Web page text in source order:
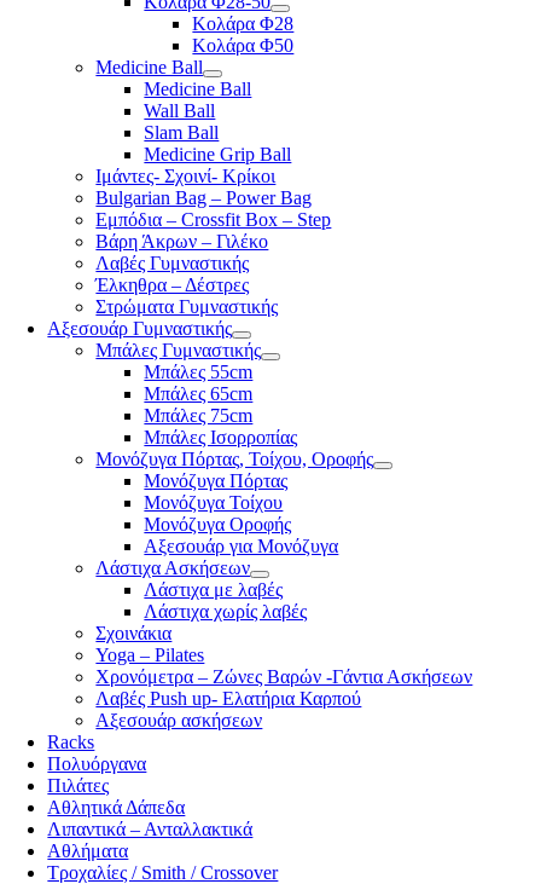
Κολάρα Φ28
Κολάρα Φ50
Medicine Ball
Medicine Ball
Wall Ball
Slam Ball
Medicine Grip Ball
Ιμάντες- Σχοινί- Κρίκοι
Bulgarian Bag – Power Bag
Εμπόδια – Crossfit Box – Step
Βάρη Άκρων – Γιλέκο
Λαβές Γυμναστικής
Έλκηθρα – Δέστρες
Στρώματα Γυμναστικής
Αξεσουάρ Γυμναστικής
Μπάλες Γυμναστικής
Μπάλες 55cm
Μπάλες 65cm
Μπάλες 75cm
Μπάλες Ισορροπίας
Μονόζυγα Πόρτας, Τοίχου, Οροφής
Μονόζυγα Πόρτας
Μονόζυγα Τοίχου
Μονόζυγα Οροφής
Αξεσουάρ για Μονόζυγα
Λάστιχα Ασκήσεων
Λάστιχα με λαβές
Λάστιχα χωρίς λαβές
Σχοινάκια
Yoga – Pilates
Χρονόμετρα – Ζώνες Βαρών -Γάντια Ασκήσεων
Λαβές Push up- Ελατήρια Καρπού
Αξεσουάρ ασκήσεων
Racks
Πολυόργανα
Πιλάτες
Αθλητικά Δάπεδα
Λιπαντικά – Ανταλλακτικά
Αθλήματα
Τροχαλίες / Smith / Crossover